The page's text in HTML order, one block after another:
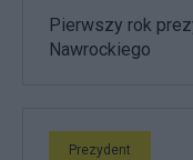
Pierwszy rok
Nawrockiego
Prezydent